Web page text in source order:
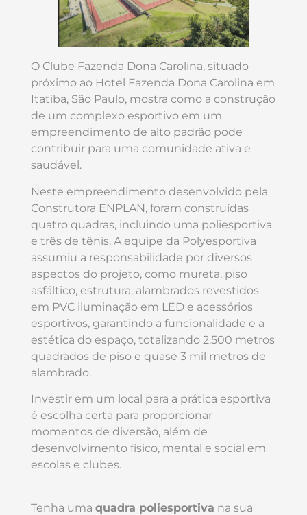
O Clube Fazenda Dona Carolina, situado
próximo ao Hotel Fazenda Dona Carolina em
Itatiba, São Paulo, mostra como a construção
de um complexo esportivo em um
empreendimento de alto padrão pode
contribuir para uma comunidade ativa e
saudável.
Neste empreendimento desenvolvido pela
Construtora ENPLAN, foram construídas
quatro quadras, incluindo uma poliesportiva
e três de tênis. A equipe da Polyesportiva
assumiu a responsabilidade por diversos
aspectos do projeto, como mureta, piso
asfáltico, estrutura, alambrados revestidos
em PVC iluminação em LED e acessórios
esportivos, garantindo a funcionalidade e a
estética do espaço, totalizando 2.500 metros
quadrados de piso e quase 3 mil metros de
alambrado.
Investir em um local para a prática esportiva
é escolha certa para proporcionar
momentos de diversão, além de
desenvolvimento físico, mental e social em
escolas e clubes.
Tenha uma quadra poliesportiva na sua